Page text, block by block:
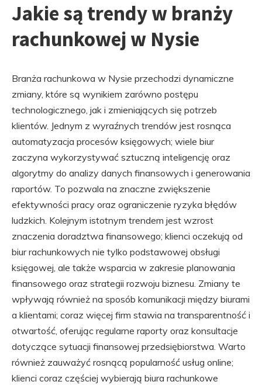
Jakie są trendy w branży
rachunkowej w Nysie
Branża rachunkowa w Nysie przechodzi dynamiczne
zmiany, które są wynikiem zarówno postępu
technologicznego, jak i zmieniających się potrzeb
klientów. Jednym z wyraźnych trendów jest rosnąca
automatyzacja procesów księgowych; wiele biur
zaczyna wykorzystywać sztuczną inteligencję oraz
algorytmy do analizy danych finansowych i generowania
raportów. To pozwala na znaczne zwiększenie
efektywności pracy oraz ograniczenie ryzyka błędów
ludzkich. Kolejnym istotnym trendem jest wzrost
znaczenia doradztwa finansowego; klienci oczekują od
biur rachunkowych nie tylko podstawowej obsługi
księgowej, ale także wsparcia w zakresie planowania
finansowego oraz strategii rozwoju biznesu. Zmiany te
wpływają również na sposób komunikacji między biurami
a klientami; coraz więcej firm stawia na transparentność i
otwartość, oferując regularne raporty oraz konsultacje
dotyczące sytuacji finansowej przedsiębiorstwa. Warto
również zauważyć rosnącą popularność usług online;
klienci coraz częściej wybierają biura rachunkowe